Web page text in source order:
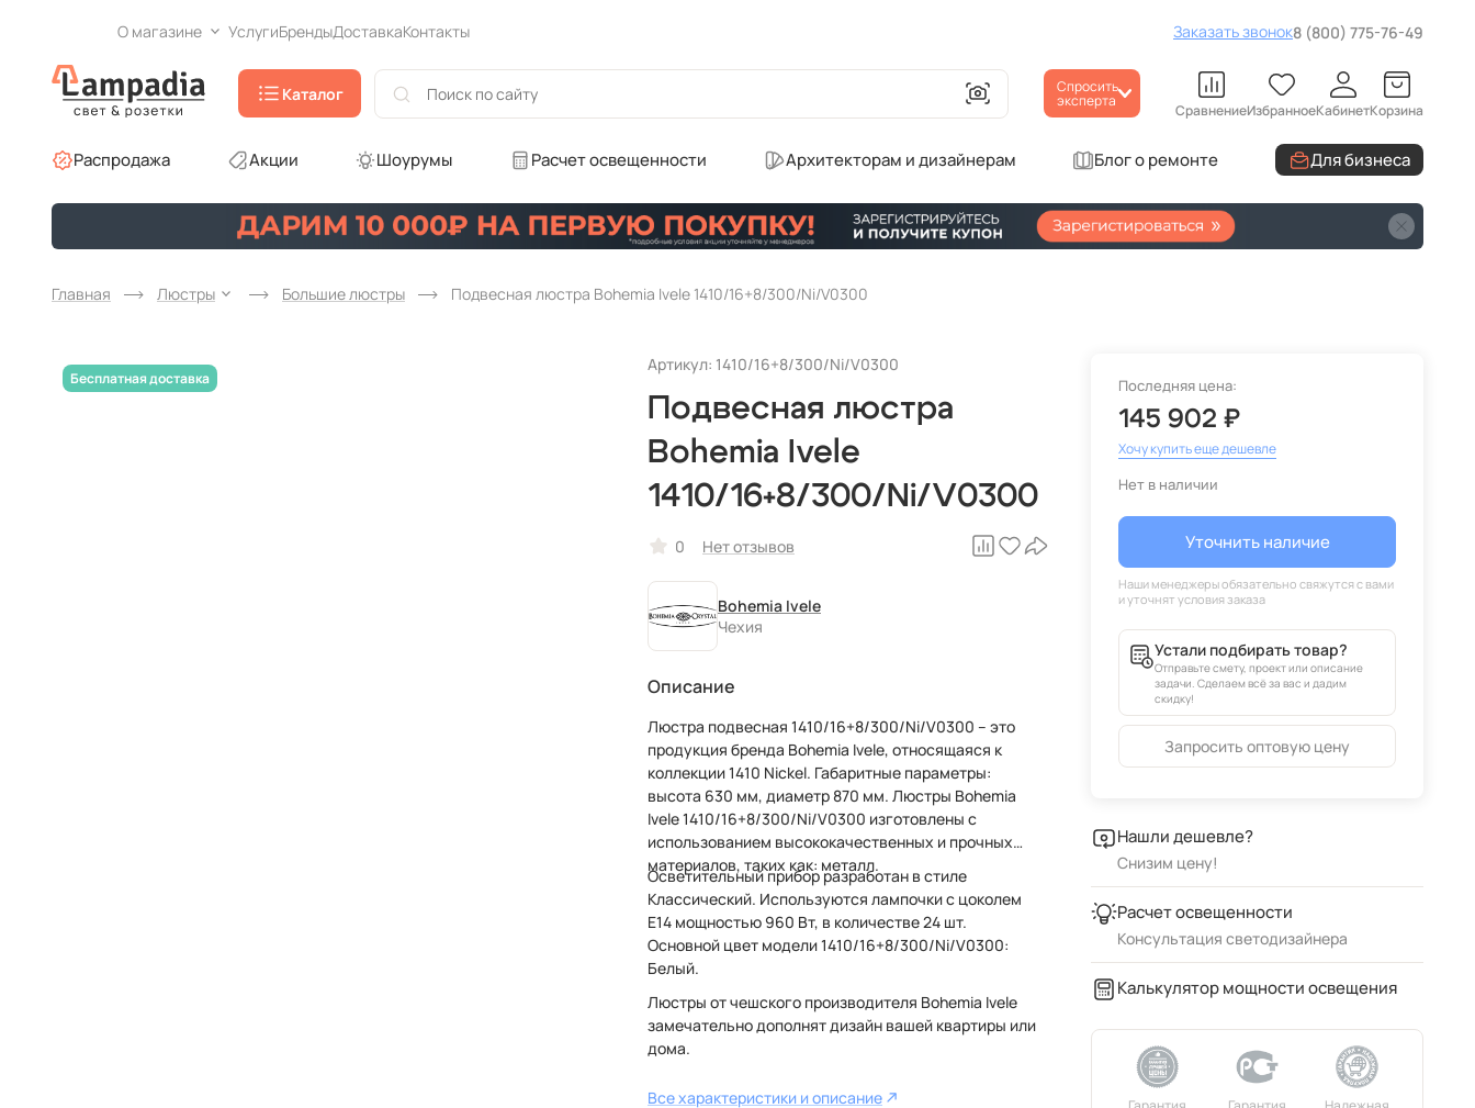
О магазине УслугиБрендыДоставкаКонтакты Заказать звонок8 (800) 775-76-49
Каталог Спросить
эксперта СравнениеИзбранноеКабинетКорзина
Распродажа Акции Шоурумы Расчет освещенности Архитекторам и дизайнерам Блог о ремонте Для бизнеса
Главная Люстры Большие люстры Подвесная люстра Bohemia Ivele 1410/16+8/300/Ni/V0300
Артикул: 1410/16+8/300/Ni/V0300
Подвесная люстра
Bohemia Ivele
1410/16+8/300/Ni/V0300
0 Нет отзывов
Bohemia Ivele
Чехия
Описание
Люстра подвесная 1410/16+8/300/Ni/V0300 – это
продукция бренда Bohemia Ivele, относящаяся к
коллекции 1410 Nickel. Габаритные параметры:
высота 630 мм, диаметр 870 мм. Люстры Bohemia
Ivele 1410/16+8/300/Ni/V0300 изготовлены с
использованием высококачественных и прочных
материалов, таких как: металл.
Осветительный прибор разработан в стиле
Классический. Используются лампочки с цоколем
E14 мощностью 960 Вт, в количестве 24 шт.
Основной цвет модели 1410/16+8/300/Ni/V0300:
Белый.
Люстры от чешского производителя Bohemia Ivele
замечательно дополнят дизайн вашей квартиры или
дома.
Все характеристики и описание
Последняя цена:
145 902 ₽
Хочу купить еще дешевле
Нет в наличии
Уточнить наличие
Устали подбирать товар?
Отправьте смету, проект или описание
задачи. Сделаем всё за вас и дадим
скидку!
Запросить оптовую цену
Нашли дешевле?
Снизим цену!
Расчет освещенности
Консультация светодизайнера
Калькулятор мощности освещения